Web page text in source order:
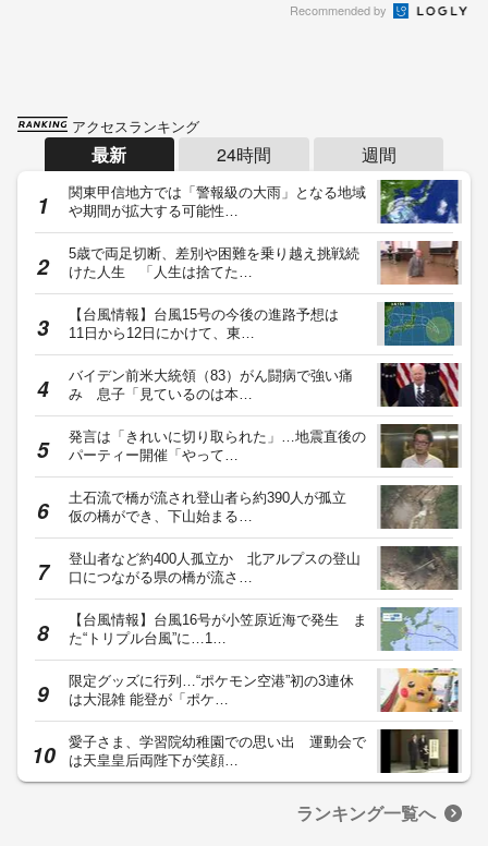
Recommended by
アクセスランキング
最新 24時間 週間
関東甲信地方では「警報級の大雨」となる地域
や期間が拡大する可能性…
5歳で両足切断、差別や困難を乗り越え挑戦続
けた人生 「人生は捨てた…
【台風情報】台風15号の今後の進路予想は
11日から12日にかけて、東…
バイデン前米大統領（83）がん闘病で強い痛
み 息子「見ているのは本…
発言は「きれいに切り取られた」…地震直後の
パーティー開催「やって…
土石流で橋が流され登山者ら約390人が孤立
仮の橋ができ、下山始まる…
登山者など約400人孤立か 北アルプスの登山
口につながる県の橋が流さ…
【台風情報】台風16号が小笠原近海で発生 ま
た“トリプル台風”に…1…
限定グッズに行列…“ポケモン空港”初の3連休
は大混雑 能登が「ポケ…
愛子さま、学習院幼稚園での思い出 運動会で
は天皇皇后両陛下が笑顔…
ランキング一覧へ